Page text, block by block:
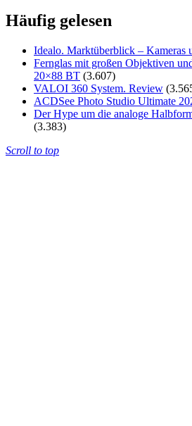
Häufig gelesen
Idealo. Marktüberblick – Kameras
Fernglas mit großen Objektiven
20×88 BT (3.607)
VALOI 360 System. Review
ACDSee Photo Studio Ultimate
Der Hype um die analoge
(3.383)
Scroll to top